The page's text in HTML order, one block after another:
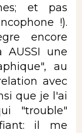
et pas
!).
encore
AUSSI une
au
avec
que je l'ai
"trouble"
il me